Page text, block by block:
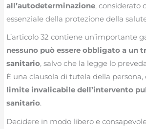
all’autodeterminazione, considerato
essenziale della protezione della
L’articolo 32 contiene un’importante
nessuno può essere obbligato a un
sanitario, salvo che la legge lo
È una clausola di tutela della
limite invalicabile dell’intervento
sanitario.
Decidere in modo libero e